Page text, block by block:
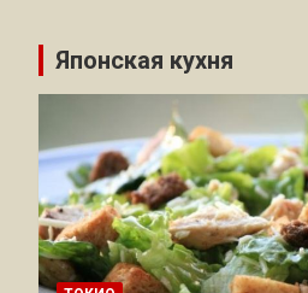
Японская кухня